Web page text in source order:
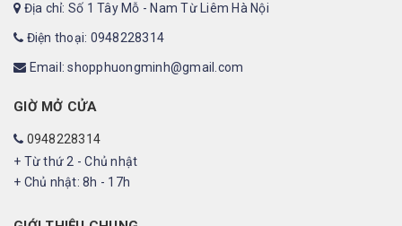
Địa chỉ: Số 1 Tây Mỗ - Nam Từ Liêm Hà Nội
Điện thoại: 0948228314
Email: shopphuongminh@gmail.com
GIỜ MỞ CỬA
0948228314
+ Từ thứ 2 - Chủ nhật
+ Chủ nhật: 8h - 17h